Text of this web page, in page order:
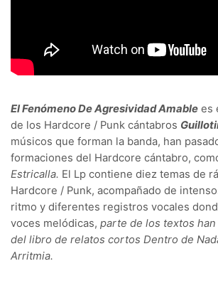
El Fenómeno De Agresividad Amable es
de los Hardcore / Punk cántabros
músicos que forman la banda, han
formaciones del Hardcore cántabro,
Estricalla. El Lp contiene diez temas de
Hardcore / Punk, acompañado de
ritmo y diferentes registros vocales
voces melódicas, parte de los textos
del libro de relatos cortos Dentro de
Arritmia.